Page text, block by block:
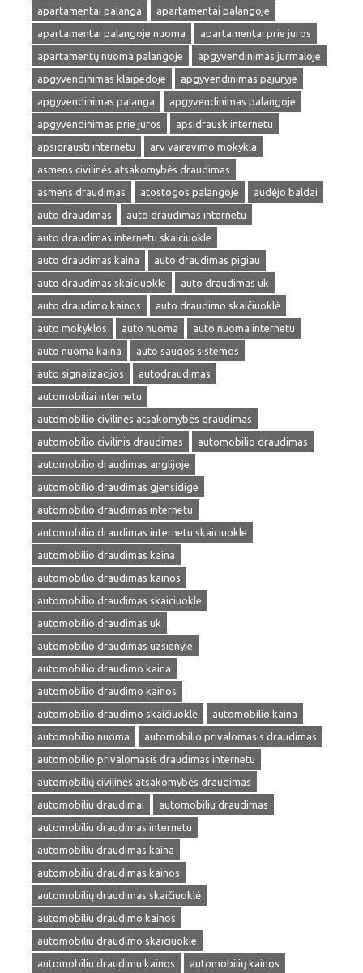
apartamentai palanga
apartamentai palangoje
apartamentai palangoje nuoma
apartamentai prie juros
apartamentų nuoma palangoje
apgyvendinimas jurmaloje
apgyvendinimas klaipedoje
apgyvendinimas pajuryje
apgyvendinimas palanga
apgyvendinimas palangoje
apgyvendinimas prie juros
apsidrausk internetu
apsidrausti internetu
arv vairavimo mokykla
asmens civilinės atsakomybės draudimas
asmens draudimas
atostogos palangoje
audėjo baldai
auto draudimas
auto draudimas internetu
auto draudimas internetu skaiciuokle
auto draudimas kaina
auto draudimas pigiau
auto draudimas skaiciuokle
auto draudimas uk
auto draudimo kainos
auto draudimo skaičiuoklė
auto mokyklos
auto nuoma
auto nuoma internetu
auto nuoma kaina
auto saugos sistemos
auto signalizacijos
autodraudimas
automobiliai internetu
automobilio civilinės atsakomybės draudimas
automobilio civilinis draudimas
automobilio draudimas
automobilio draudimas anglijoje
automobilio draudimas gjensidige
automobilio draudimas internetu
automobilio draudimas internetu skaiciuokle
automobilio draudimas kaina
automobilio draudimas kainos
automobilio draudimas skaiciuokle
automobilio draudimas uk
automobilio draudimas uzsienyje
automobilio draudimo kaina
automobilio draudimo kainos
automobilio draudimo skaičiuoklė
automobilio kaina
automobilio nuoma
automobilio privalomasis draudimas
automobilio privalomasis draudimas internetu
automobilių civilinės atsakomybės draudimas
automobiliu draudimai
automobiliu draudimas
automobiliu draudimas internetu
automobiliu draudimas kaina
automobiliu draudimas kainos
automobilių draudimas skaičiuoklė
automobiliu draudimo kainos
automobiliu draudimo skaiciuokle
automobiliu draudimu kainos
automobilių kainos